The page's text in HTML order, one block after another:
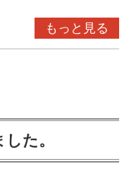
もっと見る
た。